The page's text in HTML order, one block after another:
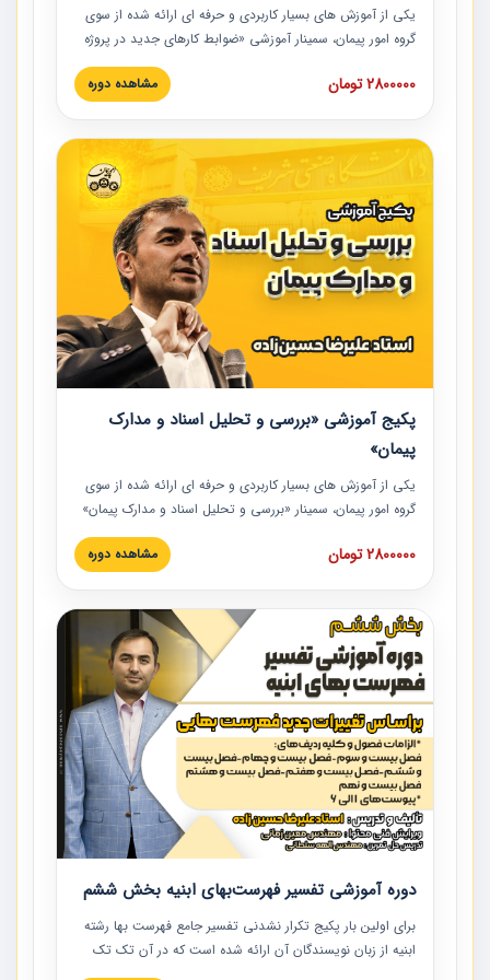
یکی از آموزش‏‏‏‏‏‏ های بسیار کاربردی و حرفه‏ ای ارائه شده از سوی
گروه امور پیمان، سمینار آموزشی «ضوابط کارهای جدید در پروژه
های عمرانی» چالش ها، تخلفات و راه حل ها با نگرش قراردادی
است که در محل سندیکای شرکت های ساختمانی کشور ارائه شد.
مدارک پیمان به همراه تجربیات عملی ارائه شده است.
2800000 تومان مشاهده دوره
پکیج آموزشی «بررسی و تحلیل اسناد و مدارک
پیمان»
یکی از آموزش‏‏‏‏‏‏ های بسیار کاربردی و حرفه‏ ای ارائه شده از سوی
گروه امور پیمان، سمینار «بررسی و تحلیل اسناد و مدارک پیمان»
است که در دانشگاه صنعتی شریف ارائه شد. در این آموزش
نکات کلیدی مربوط به اسناد و مدارک پیمان، اولویت بندی اسناد
پیمان به همراه تجربیات عملی در این خصوص ارائه شده است.
2800000 تومان مشاهده دوره
دوره آموزشی تفسیر فهرست‌بهای ابنیه بخش ششم
برای اولین بار پکیج تکرار نشدنی تفسیر جامع فهرست بها رشته
ابنیه از زبان نویسندگان آن ارائه شده است که در آن تک تک
ردیف ها و مطالب فهرست بها تفسیر و ارائه شده است. این